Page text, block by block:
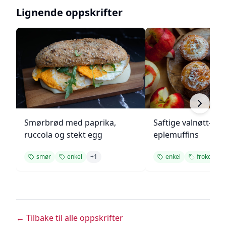
Lignende oppskrifter
Smørbrød med paprika,
ruccola og stekt egg
smør enkel +1
Saftige valnøtt- og
eplemuffins
enkel frokost
← Tilbake til alle oppskrifter